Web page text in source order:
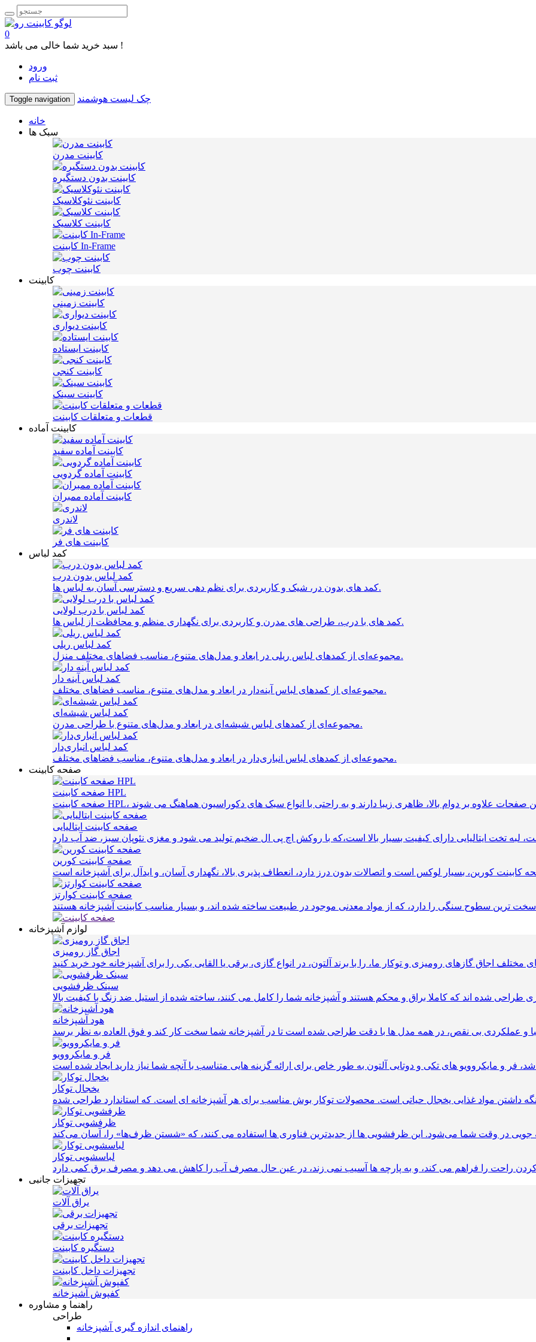
0
سبد خرید شما خالی می باشد !
ورود
ثبت نام
Toggle navigation چک لیست هوشمند
خانه
سبک ها
کابینت مدرن
کابینت بدون دستگیره
کابینت نئوکلاسیک
کابینت کلاسیک
کابینت In-Frame
کابینت چوب
کابینت
کابینت زمینی
کابینت دیواری
کابینت ایستاده
کابینت کنجی
کابینت سینک
قطعات و متعلقات کابینت
کابینت آماده
کابینت آماده سفید
کابینت آماده گردویی
کابینت آماده ممبران
لاندری
کابینت های فر
کمد لباس
کمد لباس بدون درب
کمد های بدون در، شیک و کاربردی برای نظم‌ دهی سریع و دسترسی آسان به لباس‌ ها.
کمد لباس با درب لولایی
کمد های با درب، طراحی‌ های مدرن و کاربردی برای نگهداری منظم و محافظت از لباس‌ ها.
کمد لباس ریلی
مجموعه‌ای از کمدهای لباس ریلی در ابعاد و مدل‌های متنوع، مناسب فضاهای مختلف منزل.
کمد لباس آینه دار
مجموعه‌ای از کمدهای لباس آینه‌دار در ابعاد و مدل‌های متنوع، مناسب فضاهای مختلف.
کمد لباس شیشه‌ای
مجموعه‌ای از کمدهای لباس شیشه‌ای در ابعاد و مدل‌های متنوع با طراحی مدرن.
کمد لباس انباری‌دار
مجموعه‌ای از کمدهای لباس انباری‌دار در ابعاد و مدل‌های متنوع، مناسب فضاهای مختلف.
صفحه کابینت
صفحه کابینت HPL
صفحه کابینت ایتالیایی
صفحه کابینت کورین
صفحه کابینت کوارتز
لوازم آشپزخانه
اجاق گاز رومیزی
سینک ظرفشویی
شده اند که کاملا براق و محکم هستند و آشپزخانه شما را کامل می کنند، ساخته شده از استیل ضد زنگ با کیفیت بالا
هود آشپزخانه
فر و مایکروویو
یخجال توکار
ظرفشویی توکار
لباسشویی توکار
تجهیزات جانبی
یراق آلات
تجهیزات برقی
دستگیره کابینت
تجهیزات داخل کابینت
کفپوش آشپزخانه
راهنما و مشاوره
طراحی
راهنمای اندازه گیری آشپزخانه